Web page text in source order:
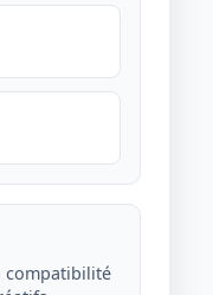
compatibilité